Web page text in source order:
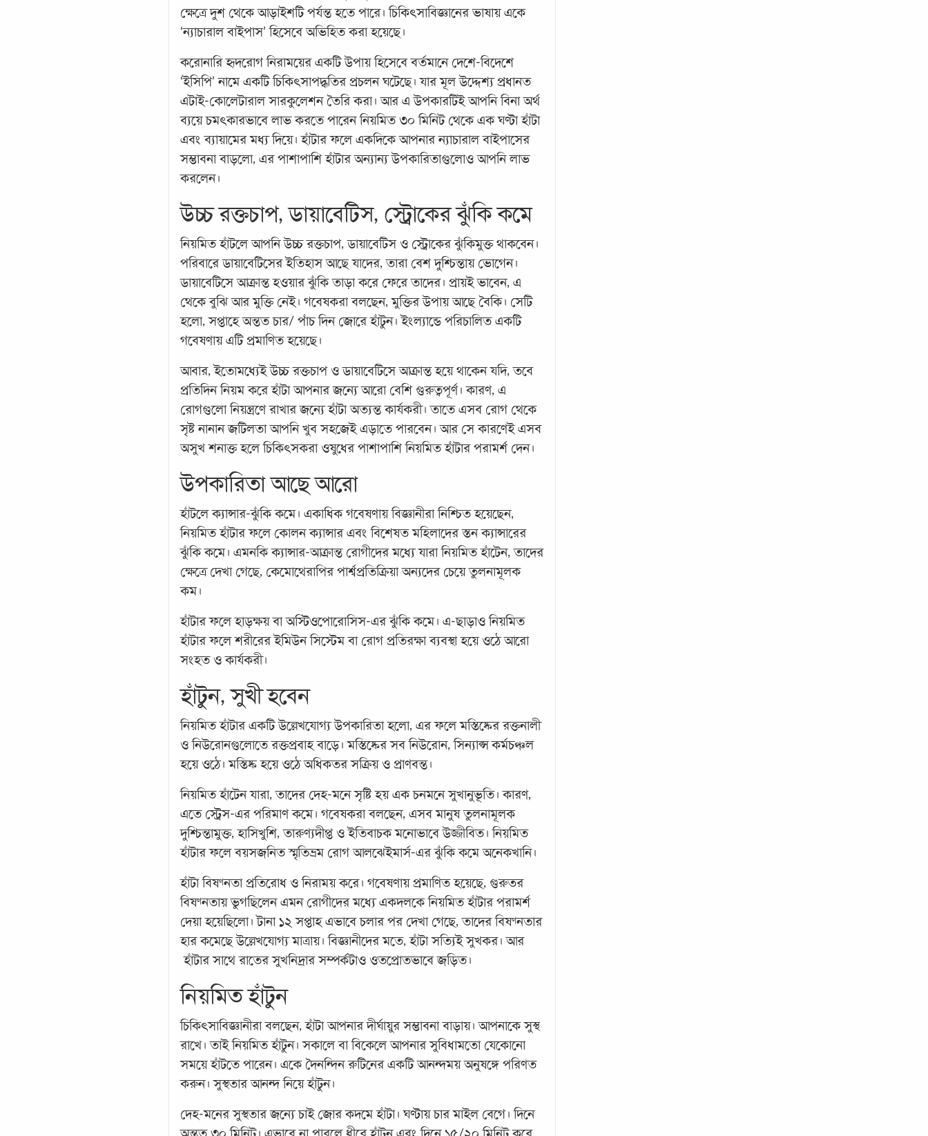
ক্ষেত্রে দুশ থেকে আড়াইশটি পর্যন্ত হতে পারে। চিকিৎসাবিজ্ঞানের ভাষায় একে
‘ন্যাচারাল বাইপাস’ হিসেবে অভিহিত করা হয়েছে।
করোনারি হৃদরোগ নিরাময়ের একটি উপায় হিসেবে বর্তমানে দেশে-বিদেশে
‘ইসিপি’ নামে একটি চিকিৎসাপদ্ধতির প্রচলন ঘটেছে। যার মূল উদ্দেশ্য প্রধানত
এটাই-কোলেটারাল সারকুলেশন তৈরি করা। আর এ উপকারটিই আপনি বিনা অর্থ
ব্যয়ে চমৎকারভাবে লাভ করতে পারেন নিয়মিত ৩০ মিনিট থেকে এক ঘণ্টা হাঁটা
এবং ব্যায়ামের মধ্য দিয়ে। হাঁটার ফলে একদিকে আপনার ন্যাচারাল বাইপাসের
সম্ভাবনা বাড়লো, এর পাশাপাশি হাঁটার অন্যান্য উপকারিতাগুলোও আপনি লাভ
করলেন।
উচ্চ রক্তচাপ, ডায়াবেটিস, স্ট্রোকের ঝুঁকি কমে
নিয়মিত হাঁটলে আপনি উচ্চ রক্তচাপ, ডায়াবেটিস ও স্ট্রোকের ঝুঁকিমুক্ত থাকবেন।
পরিবারে ডায়াবেটিসের ইতিহাস আছে যাদের, তারা বেশ দুশ্চিন্তায় ভোগেন।
ডায়াবেটিসে আক্রান্ত হওয়ার ঝুঁকি তাড়া করে ফেরে তাদের। প্রায়ই ভাবেন, এ
থেকে বুঝি আর মুক্তি নেই। গবেষকরা বলছেন, মুক্তির উপায় আছে বৈকি। সেটি
হলো, সপ্তাহে অন্তত চার/ পাঁচ দিন জোরে হাঁটুন। ইংল্যান্ডে পরিচালিত একটি
গবেষণায় এটি প্রমাণিত হয়েছে।
আবার, ইতোমধ্যেই উচ্চ রক্তচাপ ও ডায়াবেটিসে আক্রান্ত হয়ে থাকেন যদি, তবে
প্রতিদিন নিয়ম করে হাঁটা আপনার জন্যে আরো বেশি গুরুত্বপূর্ণ। কারণ, এ
রোগগুলো নিয়ন্ত্রণে রাখার জন্যে হাঁটা অত্যন্ত কার্যকরী। তাতে এসব রোগ থেকে
সৃষ্ট নানান জটিলতা আপনি খুব সহজেই এড়াতে পারবেন। আর সে কারণেই এসব
অসুখ শনাক্ত হলে চিকিৎসকরা ওষুধের পাশাপাশি নিয়মিত হাঁটার পরামর্শ দেন।
উপকারিতা আছে আরো
হাঁটলে ক্যান্সার-ঝুঁকি কমে। একাধিক গবেষণায় বিজ্ঞানীরা নিশ্চিত হয়েছেন,
নিয়মিত হাঁটার ফলে কোলন ক্যান্সার এবং বিশেষত মহিলাদের স্তন ক্যান্সারের
ঝুঁকি কমে। এমনকি ক্যান্সার-আক্রান্ত রোগীদের মধ্যে যারা নিয়মিত হাঁটেন, তাদের
ক্ষেত্রে দেখা গেছে, কেমোথেরাপির পার্শ্বপ্রতিক্রিয়া অন্যদের চেয়ে তুলনামূলক
কম।
হাঁটার ফলে হাড়ক্ষয় বা অস্টিওপোরোসিস-এর ঝুঁকি কমে। এ-ছাড়াও নিয়মিত
হাঁটার ফলে শরীরের ইমিউন সিস্টেম বা রোগ প্রতিরক্ষা ব্যবস্থা হয়ে ওঠে আরো
সংহত ও কার্যকরী।
হাঁটুন, সুখী হবেন
নিয়মিত হাঁটার একটি উল্লেখযোগ্য উপকারিতা হলো, এর ফলে মস্তিষ্কের রক্তনালী
ও নিউরোনগুলোতে রক্তপ্রবাহ বাড়ে। মস্তিষ্কের সব নিউরোন, সিন্যাপ্স কর্মচঞ্চল
হয়ে ওঠে। মস্তিষ্ক হয়ে ওঠে অধিকতর সক্রিয় ও প্রাণবন্ত।
নিয়মিত হাঁটেন যারা, তাদের দেহ-মনে সৃষ্টি হয় এক চনমনে সুখানুভূতি। কারণ,
এতে স্ট্রেস-এর পরিমাণ কমে। গবেষকরা বলছেন, এসব মানুষ তুলনামূলক
দুশ্চিন্তামুক্ত, হাসিখুশি, তারুণ্যদীপ্ত ও ইতিবাচক মনোভাবে উজ্জীবিত। নিয়মিত
হাঁটার ফলে বয়সজনিত স্মৃতিভ্রম রোগ আলঝেইমার্স-এর ঝুঁকি কমে অনেকখানি।
হাঁটা বিষণ্নতা প্রতিরোধ ও নিরাময় করে। গবেষণায় প্রমাণিত হয়েছে, গুরুতর
বিষণ্নতায় ভুগছিলেন এমন রোগীদের মধ্যে একদলকে নিয়মিত হাঁটার পরামর্শ
দেয়া হয়েছিলো। টানা ১২ সপ্তাহ এভাবে চলার পর দেখা গেছে, তাদের বিষণ্নতার
হার কমেছে উল্লেখযোগ্য মাত্রায়। বিজ্ঞানীদের মতে, হাঁটা সত্যিই সুখকর। আর
হাঁটার সাথে রাতের সুখনিদ্রার সম্পর্কটাও ওতপ্রোতভাবে জড়িত।
নিয়মিত হাঁটুন
চিকিৎসাবিজ্ঞানীরা বলছেন, হাঁটা আপনার দীর্ঘায়ুর সম্ভাবনা বাড়ায়। আপনাকে সুস্থ
রাখে। তাই নিয়মিত হাঁটুন। সকালে বা বিকেলে আপনার সুবিধামতো যেকোনো
সময়ে হাঁটতে পারেন। একে দৈনন্দিন রুটিনের একটি আনন্দময় অনুষঙ্গে পরিণত
করুন। সুস্থতার আনন্দ নিয়ে হাঁটুন।
দেহ-মনের সুস্থতার জন্যে চাই জোর কদমে হাঁটা। ঘণ্টায় চার মাইল বেগে। দিনে
অন্তত ৩০ মিনিট। এভাবে না পারলে ধীরে হাঁটুন এবং দিনে ১৫/২০ মিনিট করে